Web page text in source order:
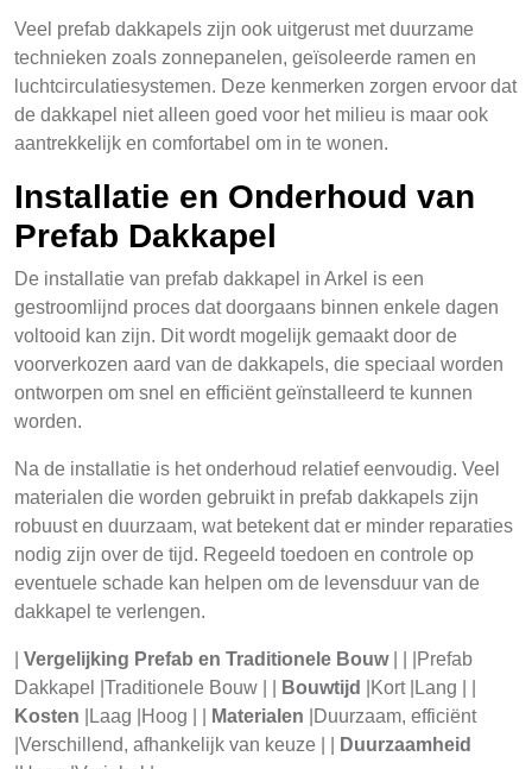
Veel prefab dakkapels zijn ook uitgerust met duurzame
technieken zoals zonnepanelen, geïsoleerde ramen en
luchtcirculatiesystemen. Deze kenmerken zorgen ervoor dat
de dakkapel niet alleen goed voor het milieu is maar ook
aantrekkelijk en comfortabel om in te wonen.
Installatie en Onderhoud van
Prefab Dakkapel
De installatie van prefab dakkapel in Arkel is een
gestroomlijnd proces dat doorgaans binnen enkele dagen
voltooid kan zijn. Dit wordt mogelijk gemaakt door de
voorverkozen aard van de dakkapels, die speciaal worden
ontworpen om snel en efficiënt geïnstalleerd te kunnen
worden.
Na de installatie is het onderhoud relatief eenvoudig. Veel
materialen die worden gebruikt in prefab dakkapels zijn
robuust en duurzaam, wat betekent dat er minder reparaties
nodig zijn over de tijd. Regeeld toedoen en controle op
eventuele schade kan helpen om de levensduur van de
dakkapel te verlengen.
Vergelijking Prefab en Traditionele Bouw| | |Prefab
Dakkapel |Traditionele Bouw | |
Bouwtijd
|Kort |Lang | |
Kosten |Laag |Hoog | | Materialen |Duurzaam, efficiënt
|Verschillend, afhankelijk van keuze | |
Duurzaamheid